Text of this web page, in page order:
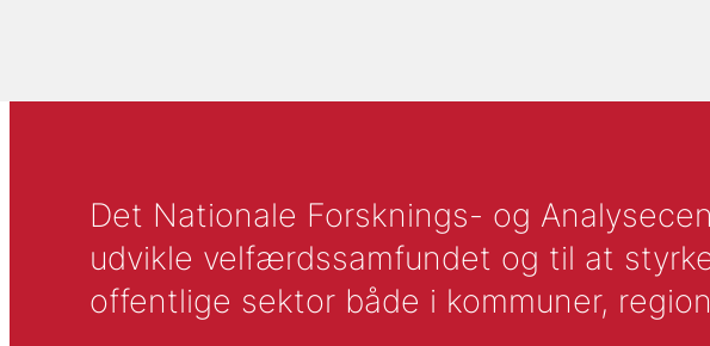
Det Nationale Forsknings- og
udvikle velfærdssamfundet og til at
offentlige sektor både i kommuner,